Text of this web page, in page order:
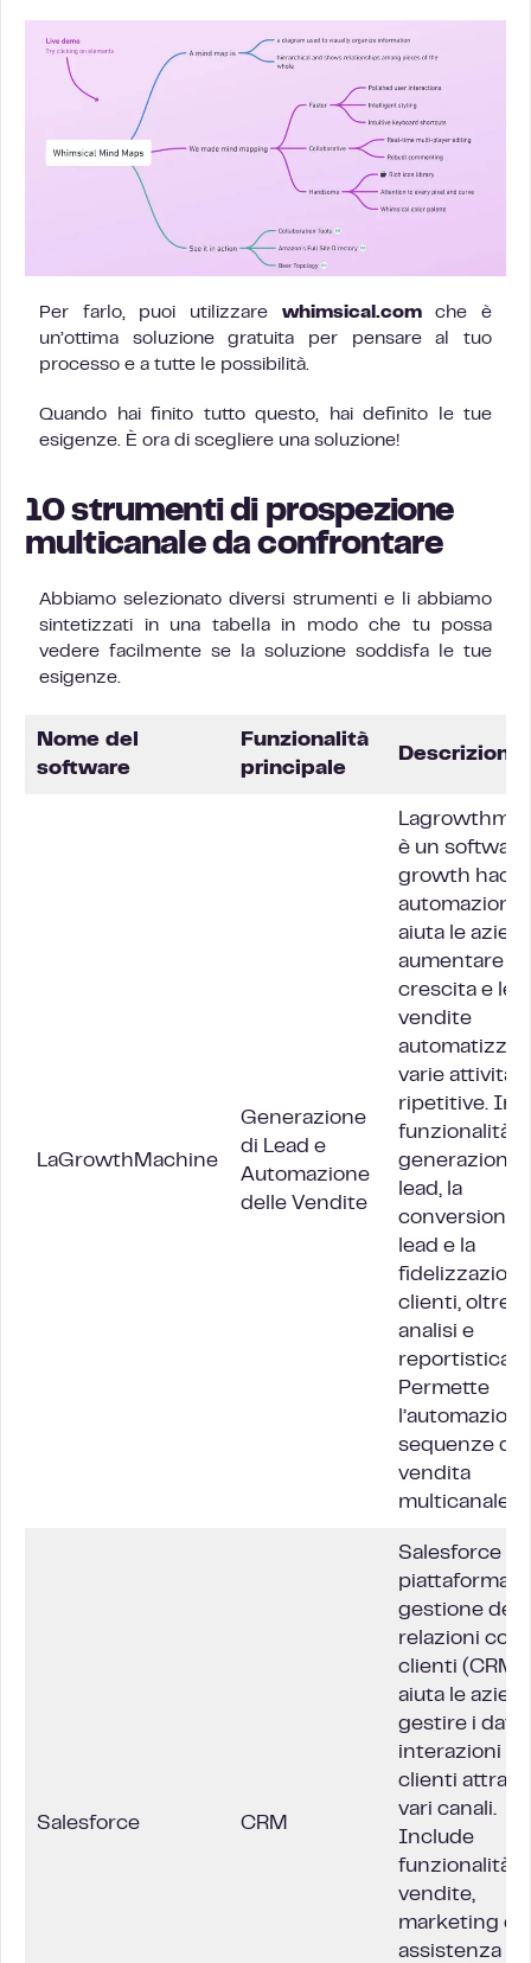
Per farlo, puoi utilizzare whimsical.comche è
un’ottima soluzione gratuita per pensare al tuo
processo e a tutte le possibilità.
Quando hai finito tutto questo, hai definito le tue
esigenze. È ora di scegliere una soluzione!
10 strumenti di prospezione
multicanale da confrontare
Abbiamo selezionato diversi strumenti e li abbiamo
sintetizzati in una tabella in modo che tu possa
vedere facilmente se la soluzione soddisfa le tue
esigenze.
Nome del
software
Funzionalità
principale
Descrizione
LaGrowthMachine
Generazione
di Lead e
Automazione
delle Vendite
è un
growth
automazione
aiuta le
aumentare la
crescita e le
vendite
varie attività
ripetitive.
funzionalità
generazione
lead, la
conversione
lead e la
clienti, oltre
analisi e
reportistica.
Permette
sequenze di
vendita
multicanale.
Salesforce CRM
Salesforce è
piattaforma di
gestione
relazioni con i
clienti (CRM)
aiuta le
gestire i dati
interazioni
clienti
vari canali.
Include
funzionalità
vendite,
marketing e
assistenza